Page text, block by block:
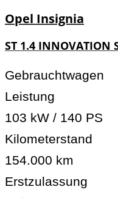
Opel Insignia
ST 1.4 INNOVATION
Gebrauchtwagen
Leistung
103 kW / 140 PS
Kilometerstand
154.000 km
Erstzulassung